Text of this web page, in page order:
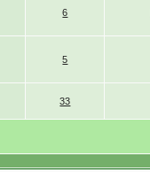
6
5
33